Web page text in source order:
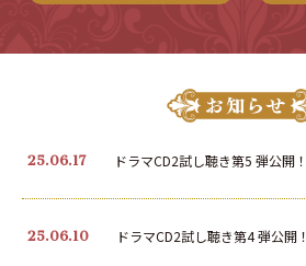
25.06.17 ドラマCD2試し聴き第5 弾公開！
25.06.10 ドラマCD2試し聴き第4 弾公開！